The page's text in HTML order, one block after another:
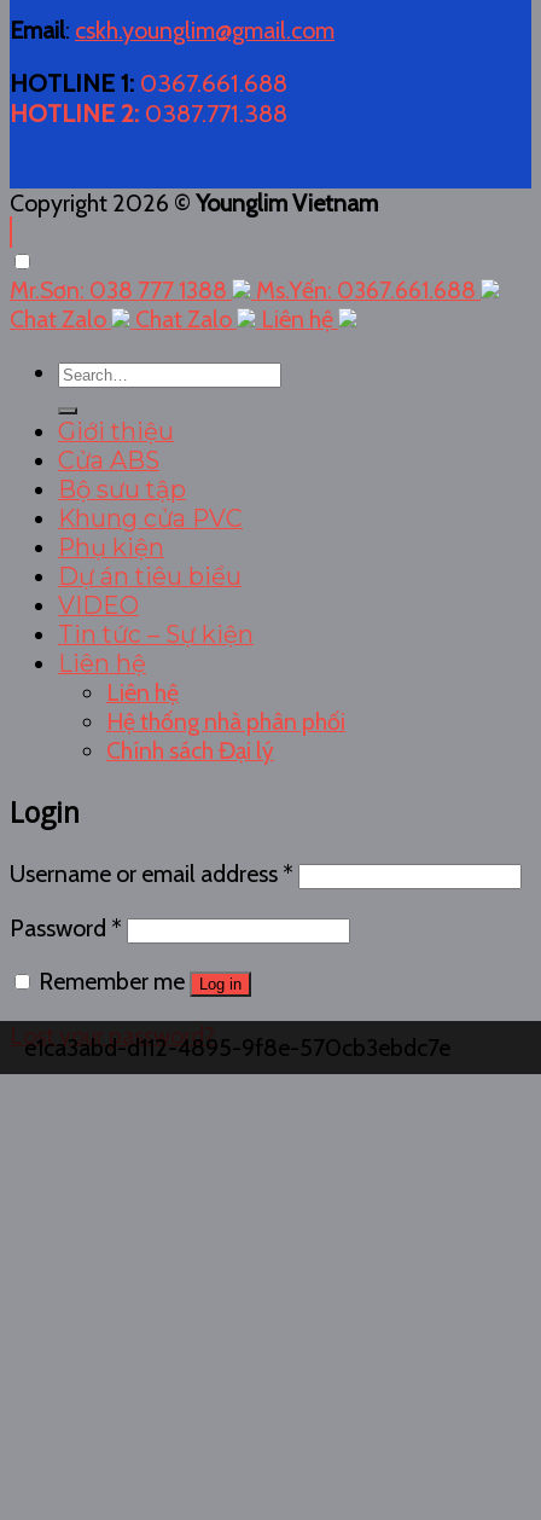
Email: cskh.younglim@gmail.com
HOTLINE 1: 0367.661.688
HOTLINE 2: 0387.771.388
Copyright 2026 © Younglim Vietnam
Mr.Sơn: 038 777 1388
Ms.Yến: 0367.661.688
Chat Zalo
Chat Zalo
Liên hệ
Search
for:
Giới thiệu
Cửa ABS
Bộ sưu tập
Khung cửa PVC
Phụ kiện
Dự án tiêu biểu
VIDEO
Tin tức – Sự kiện
Liên hệ
Liên hệ
Hệ thống nhà phân phối
Chính sách Đại lý
Login
Username or email address *
Password *
Remember me
Log in
Lost your password?